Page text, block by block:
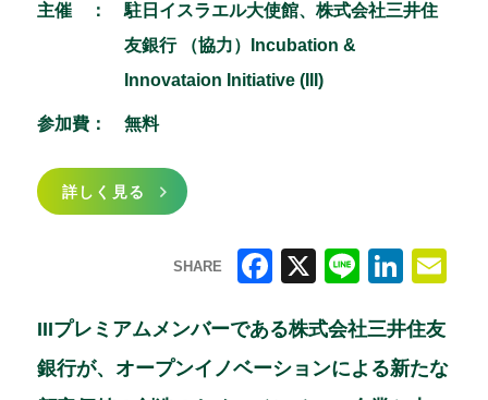
主催 ：
駐日イスラエル大使館、株式会社三井住
友銀行 （協力）Incubation &
Innovataion Initiative (III)
参加費： 無料
詳しく見る
SHARE
a
c
n
e
n
k
m
ai
IIIプレミアムメンバーである株式会社三井住友
銀行が、オープンイノベーションによる新たな